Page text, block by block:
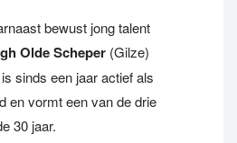
bewust jong talent
Olde Scheper (Gilze)
sinds een jaar actief als
en vormt een van de drie
30 jaar.